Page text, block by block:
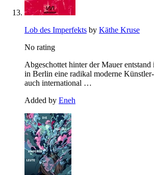
Lob des Imperfekts by Käthe Kruse
No rating
Abgeschottet hinter der Mauer entstand
in Berlin eine radikal moderne
auch international …
Added by Eneh